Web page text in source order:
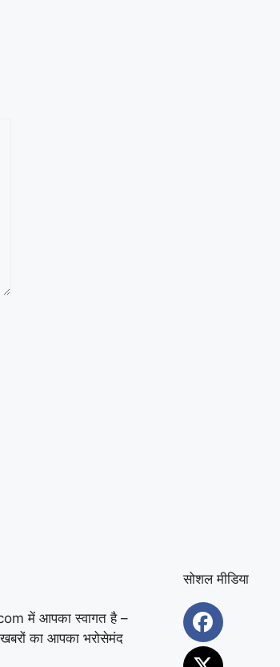
में आपका स्वागत है –
का आपका भरोसेमंद
सोशल मीडिया